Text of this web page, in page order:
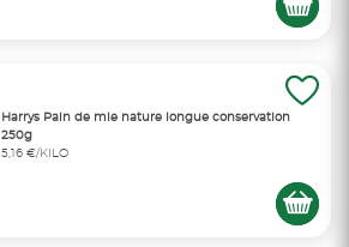
Harrys Pain de mie nature longue conservation
250g
5,16 €/KILO